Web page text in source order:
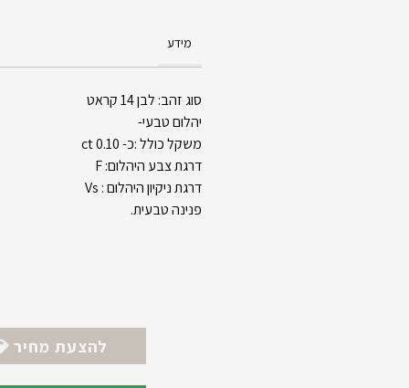
מידע
סוג זהב: לבן 14 קראט
יהלום טבעי-
משקל כולל :כ- 0.10 ct
דרגת צבע היהלום: F
דרגת ניקיון היהלום : Vs
פנינה טבעית.
💎 להצעת מחיר